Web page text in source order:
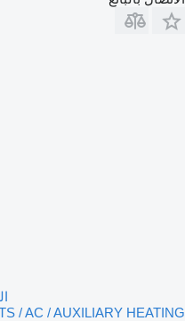
/ AC / AUXILIARY HEATING